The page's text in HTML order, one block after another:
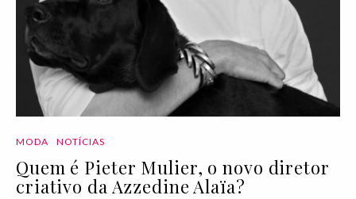
MODA NOTÍCIAS
Quem é Pieter Mulier, o novo diretor
criativo da Azzedine Alaïa?